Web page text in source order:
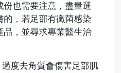
份也需要注意，盡量選
的，若足部有黴菌感染
品，並尋求專業醫生治
度去角質會傷害足部肌